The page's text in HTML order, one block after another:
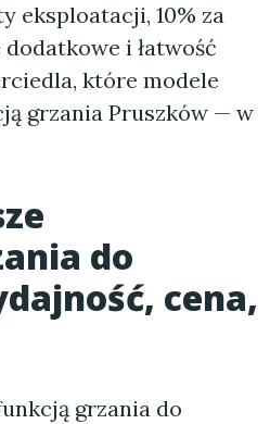
eksploatacji, 10% za
i łatwość
które modele
grzania Pruszków — w
do
cena,
grzania do